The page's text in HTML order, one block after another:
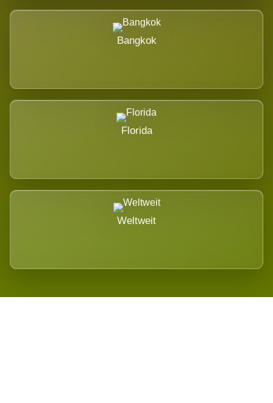
Bangkok
Florida
Weltweit